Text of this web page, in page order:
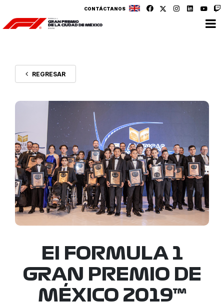
CONTÁCTANOS
REGRESAR
El FORMULA 1
GRAN PREMIO DE
MÉXICO 2019™